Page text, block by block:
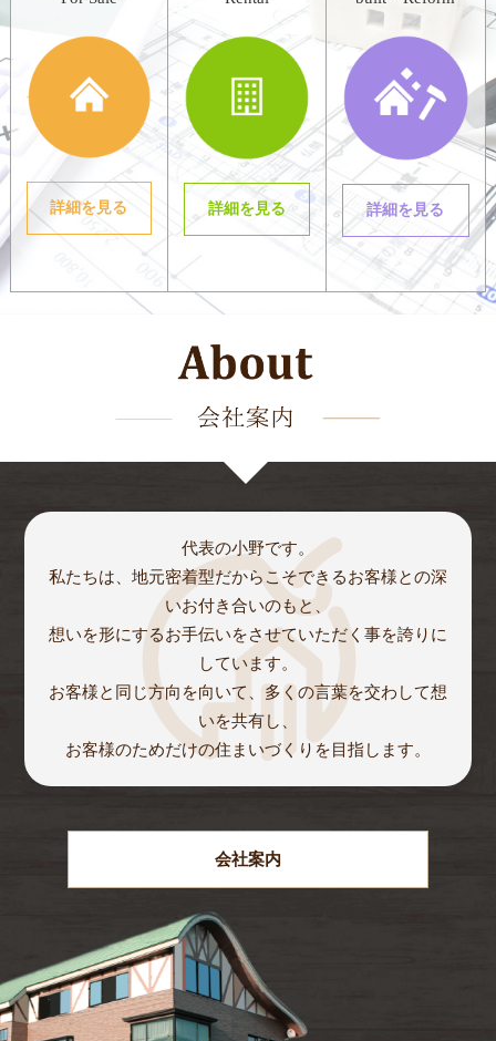
詳細を見る 詳細を見る 詳細を見る
代表の小野です。
私たちは、地元密着型だからこそできるお客様との深
いお付き合いのもと、
想いを形にするお手伝いをさせていただく事を誇りに
しています。
お客様と同じ方向を向いて、多くの言葉を交わして想
いを共有し、
お客様のためだけの住まいづくりを目指します。
会社案内